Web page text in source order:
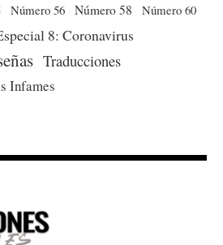
Número 56 Número 58
Número 60
8: Coronavirus
Traducciones
Infames